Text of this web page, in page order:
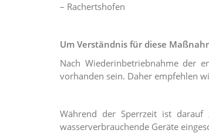
– Rachertshofen
Um Verständnis für diese
Nach Wiederinbetriebnahme der
vorhanden sein. Daher empfehlen
Während der Sperrzeit ist darauf
wasserverbrauchende Geräte